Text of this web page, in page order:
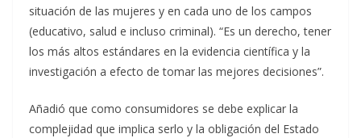
situación de las mujeres y en cada uno de los campos
(educativo, salud e incluso criminal). “Es un derecho, tener
los más altos estándares en la evidencia científica y la
investigación a efecto de tomar las mejores decisiones”.
Añadió que como consumidores se debe explicar la
complejidad que implica serlo y la obligación del Estado